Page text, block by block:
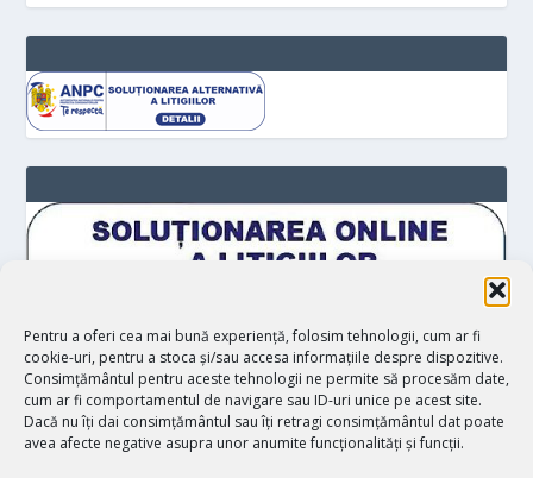
Pentru a oferi cea mai bună experiență, folosim tehnologii, cum ar fi
cookie-uri, pentru a stoca și/sau accesa informațiile despre dispozitive.
Consimțământul pentru aceste tehnologii ne permite să procesăm date,
cum ar fi comportamentul de navigare sau ID-uri unice pe acest site.
Dacă nu îți dai consimțământul sau îți retragi consimțământul dat poate
avea afecte negative asupra unor anumite funcționalități și funcții.